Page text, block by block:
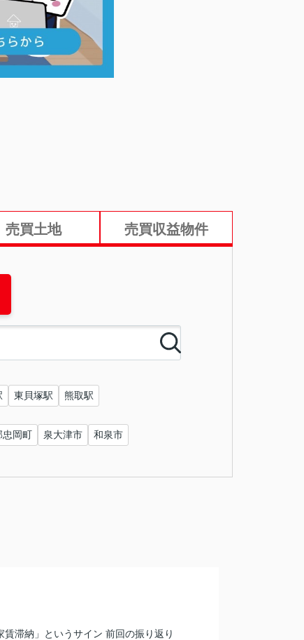
売買土地 売買収益物件
東貝塚駅 熊取駅
忠岡町 泉大津市 和泉市
滞納」というサイン 前回の振り返り